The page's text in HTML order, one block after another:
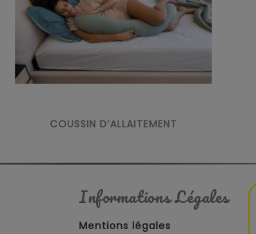
COUSSIN D’ALLAITEMENT
Informations Légales
Mentions légales